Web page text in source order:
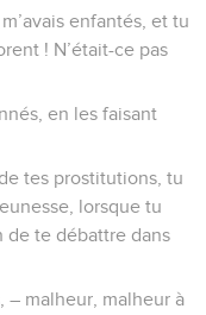
enfantés, et tu
! N’était-ce pas
en les faisant
tes prostitutions, tu
lorsque tu
de te débattre dans
– malheur, malheur à